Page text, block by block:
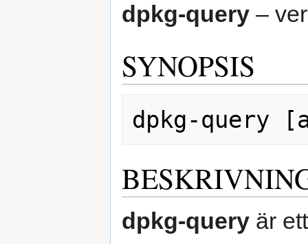
dpkg-query –
SYNOPSIS
dpkg-query är